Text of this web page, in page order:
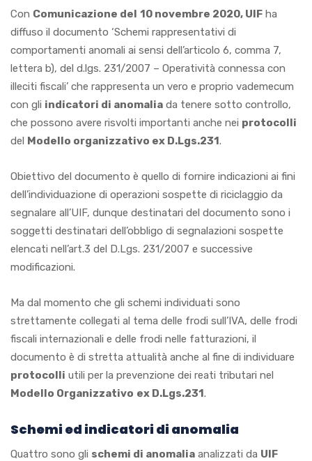
Con Comunicazione del 10 novembre 2020, UIF ha
diffuso il documento ‘Schemi rappresentativi di
comportamenti anomali ai sensi dell’articolo 6, comma 7,
lettera b), del d.lgs. 231/2007 – Operatività connessa con
illeciti fiscali’ che rappresenta un vero e proprio vademecum
con gli indicatori di anomalia da tenere sotto controllo,
che possono avere risvolti importanti anche nei protocolli
del Modello organizzativo ex D.Lgs.231.
Obiettivo del documento è quello di fornire indicazioni ai fini
dell’individuazione di operazioni sospette di riciclaggio da
segnalare all’UIF, dunque destinatari del documento sono i
soggetti destinatari dell’obbligo di segnalazioni sospette
elencati nell’art.3 del D.Lgs. 231/2007 e successive
modificazioni.
Ma dal momento che gli schemi individuati sono
strettamente collegati al tema delle frodi sull’IVA, delle frodi
fiscali internazionali e delle frodi nelle fatturazioni, il
documento è di stretta attualità anche al fine di individuare
protocolli utili per la prevenzione dei reati tributari nel
Modello Organizzativo ex D.Lgs.231.
Schemi ed indicatori di anomalia
Quattro sono gli schemi di anomalia analizzati da UIF